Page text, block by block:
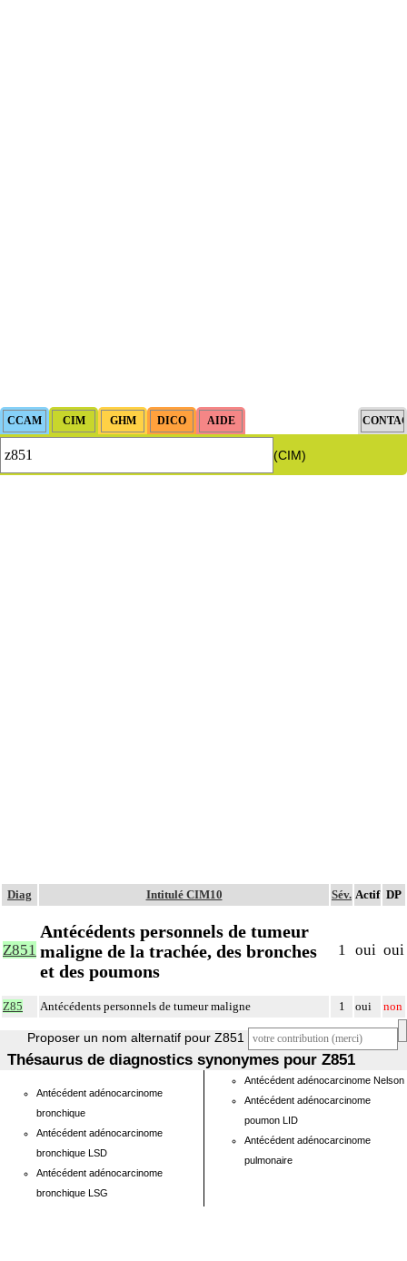
(CIM)
Diag Intitulé CIM10 Sév. Actif DP
Z851
Antécédents personnels de tumeur
maligne de la trachée, des bronches
et des poumons
1 oui oui
Z85 Antécédents personnels de tumeur maligne 1 oui non
Proposer un nom alternatif pour Z851
Thésaurus de diagnostics synonymes pour Z851
Antécédent adénocarcinome
bronchique
Antécédent adénocarcinome
bronchique LSD
Antécédent adénocarcinome
bronchique LSG
Antécédent adénocarcinome Nelson
Antécédent adénocarcinome
poumon LID
Antécédent adénocarcinome
pulmonaire